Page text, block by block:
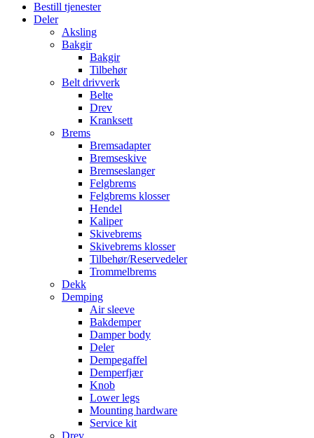
Bestill tjenester
Deler
Aksling
Bakgir
Bakgir
Tilbehør
Belt drivverk
Belte
Drev
Kranksett
Brems
Bremsadapter
Bremseskive
Bremseslanger
Felgbrems
Felgbrems klosser
Hendel
Kaliper
Skivebrems
Skivebrems klosser
Tilbehør/Reservedeler
Trommelbrems
Dekk
Demping
Air sleeve
Bakdemper
Damper body
Deler
Dempegaffel
Demperfjær
Knob
Lower legs
Mounting hardware
Service kit